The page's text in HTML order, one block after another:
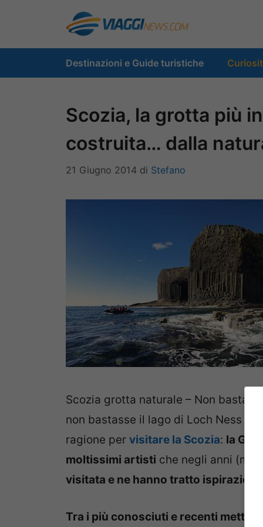
contenuto
Destinazioni e Guide turistiche
Scozia, la grotta più
costruita… dalla
21 Giugno 2014 di Stefano
Scozia grotta naturale – Non
non bastasse il lago di Loch Ness e
ragione per visitare la Scozia: la
moltissimi artisti che negli anni (ma
visitata e ne hanno tratto ispirazione.
Tra i più conosciuti e recenti